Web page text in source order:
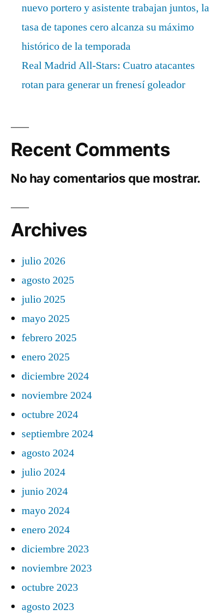
nuevo portero y asistente trabajan juntos, la
tasa de tapones cero alcanza su máximo
histórico de la temporada
Real Madrid All-Stars: Cuatro atacantes
rotan para generar un frenesí goleador
Recent Comments
No hay comentarios que mostrar.
Archives
julio 2026
agosto 2025
julio 2025
mayo 2025
febrero 2025
enero 2025
diciembre 2024
noviembre 2024
octubre 2024
septiembre 2024
agosto 2024
julio 2024
junio 2024
mayo 2024
enero 2024
diciembre 2023
noviembre 2023
octubre 2023
agosto 2023